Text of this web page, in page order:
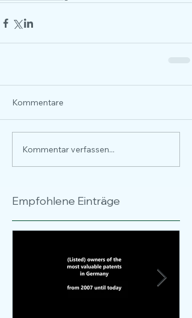
Kommentare
Kommentar verfassen...
Empfohlene Einträge